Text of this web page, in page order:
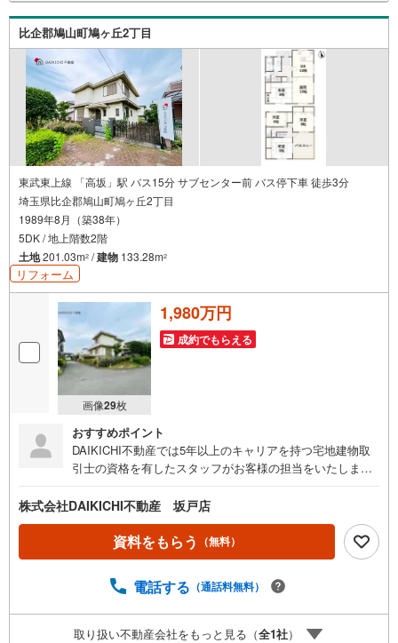
わせください。
比企郡鳩山町鳩ヶ丘2丁目
東武東上線 「高坂」駅 バス15分 サブセンター前 バス停下車 徒歩3分
埼玉県比企郡鳩山町鳩ヶ丘2丁目
1989年8月（築38年）
5DK / 地上階数2階
土地201.03m2 /建物 133.28m2
リフォーム
画像29枚
1,980万円
成約でもらえる
おすすめポイント
DAIKICHI不動産では5年以上のキャリアを持つ宅地建物取
引士の資格を有したスタッフがお客様の担当をいたしま
すので、安心、安全のお取引ができる事をお約束いたしま
す。住宅ローンや火災保険、ライフライン（電気、ガス、
水道等）や税金の控除手続きまで、不動産購入に関わる全
ての手続きを私共がサポートいたします。お客様のご不明
物件以外にかかる諸経費について、「どこに、なんで、い
わせください。
株式会社DAIKICHI不動産 坂戸店
資料をもらう （無料）
電話する （通話料無料）
取り扱い不動産会社をもっと見る（全1社）